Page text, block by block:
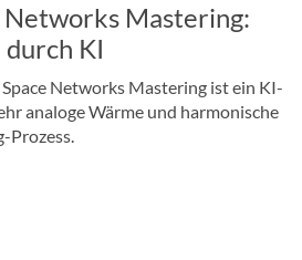
Networks Mastering:
KI
Networks Mastering ist ein KI-
analoge Wärme und harmonische
Prozess.